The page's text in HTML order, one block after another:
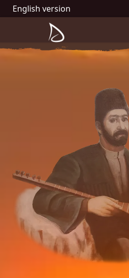
English version